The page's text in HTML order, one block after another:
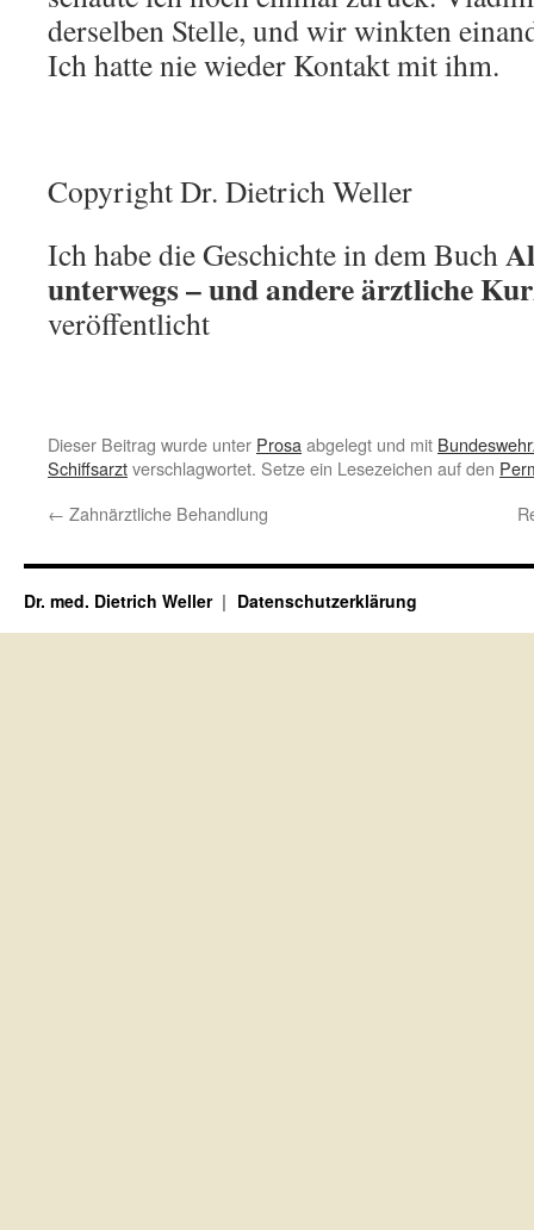
derselben Stelle, und wir winkten
Ich hatte nie wieder Kontakt mit ihm.
Copyright Dr. Dietrich Weller
Ich habe die Geschichte in dem Buch
unterwegs – und andere ärztliche
veröffentlicht
Dieser Beitrag wurde unter Prosa abgelegt und mit
Schiffsarztverschlagwortet. Setze ein Lesezeichen auf den
← Zahnärztliche Behandlung
Dr. med. Dietrich Weller Datenschutzerklärung